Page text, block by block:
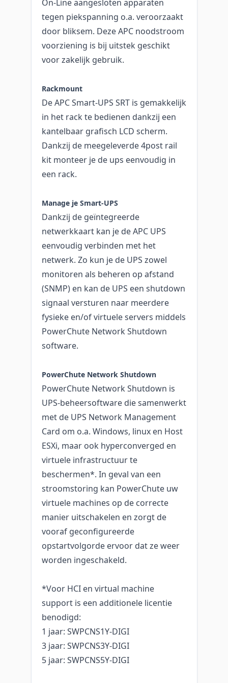
On-Line aangesloten apparaten
tegen piekspanning o.a. veroorzaakt
door bliksem. Deze APC noodstroom
voorziening is bij uitstek geschikt
voor zakelijk gebruik.
Rackmount
De APC Smart-UPS SRT is gemakkelijk
in het rack te bedienen dankzij een
kantelbaar grafisch LCD scherm.
Dankzij de meegeleverde 4post rail
kit monteer je de ups eenvoudig in
een rack.
Manage je Smart-UPS
Dankzij de geïntegreerde
netwerkkaart kan je de APC UPS
eenvoudig verbinden met het
netwerk. Zo kun je de UPS zowel
monitoren als beheren op afstand
(SNMP) en kan de UPS een shutdown
signaal versturen naar meerdere
fysieke en/of virtuele servers middels
PowerChute Network Shutdown
software.
PowerChute Network Shutdown
PowerChute Network Shutdown is
UPS-beheersoftware die samenwerkt
met de UPS Network Management
Card om o.a. Windows, linux en Host
ESXi, maar ook hyperconverged en
virtuele infrastructuur te
beschermen*. In geval van een
stroomstoring kan PowerChute uw
virtuele machines op de correcte
manier uitschakelen en zorgt de
vooraf geconfigureerde
opstartvolgorde ervoor dat ze weer
worden ingeschakeld.
*Voor HCI en virtual machine
support is een additionele licentie
benodigd:
1 jaar: SWPCNS1Y-DIGI
3 jaar: SWPCNS3Y-DIGI
5 jaar: SWPCNS5Y-DIGI